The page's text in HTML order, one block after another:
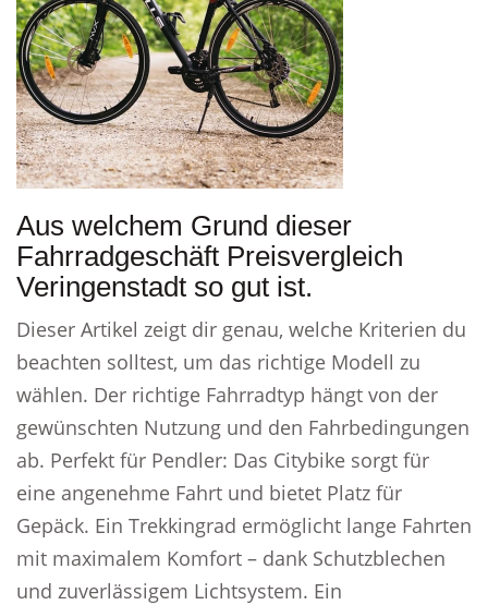
Aus welchem Grund dieser
Fahrradgeschäft Preisvergleich
Veringenstadt so gut ist.
Dieser Artikel zeigt dir genau, welche Kriterien du
beachten solltest, um das richtige Modell zu
wählen. Der richtige Fahrradtyp hängt von der
gewünschten Nutzung und den Fahrbedingungen
ab. Perfekt für Pendler: Das Citybike sorgt für
eine angenehme Fahrt und bietet Platz für
Gepäck. Ein Trekkingrad ermöglicht lange Fahrten
mit maximalem Komfort – dank Schutzblechen
und zuverlässigem Lichtsystem. Ein